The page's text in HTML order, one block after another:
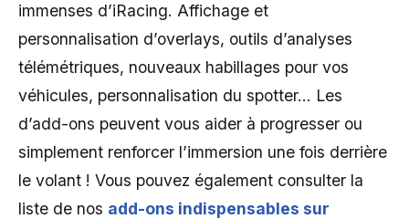
immenses d’iRacing. Affichage et
personnalisation d’overlays, outils d’analyses
télémétriques, nouveaux habillages pour vos
véhicules, personnalisation du spotter… Les
d’add-ons peuvent vous aider à progresser ou
simplement renforcer l’immersion une fois derrière
le volant ! Vous pouvez également consulter la
liste de nos add-ons indispensables sur